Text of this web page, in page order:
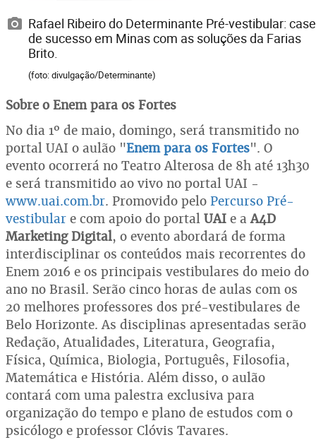
Rafael Ribeiro do Determinante Pré-vestibular: case
de sucesso em Minas com as soluções da Farias
Brito.
(foto: divulgação/Determinante)
Sobre o Enem para os Fortes
No dia 1º de maio, domingo, será transmitido no
portal UAI o aulão "Enem para os Fortes". O
evento ocorrerá no Teatro Alterosa de 8h até 13h30
e será transmitido ao vivo no portal UAI -
www.uai.com.br. Promovido pelo Percurso Pré-
vestibular e com apoio do portal UAI e aA4D
Marketing Digital, o evento abordará de forma
interdisciplinar os conteúdos mais recorrentes do
Enem 2016 e os principais vestibulares do meio do
ano no Brasil. Serão cinco horas de aulas com os
20 melhores professores dos pré-vestibulares de
Belo Horizonte. As disciplinas apresentadas serão
Redação, Atualidades, Literatura, Geografia,
Física, Química, Biologia, Português, Filosofia,
Matemática e História. Além disso, o aulão
contará com uma palestra exclusiva para
organização do tempo e plano de estudos com o
psicólogo e professor Clóvis Tavares.